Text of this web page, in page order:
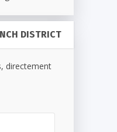
DISTRICT
directement